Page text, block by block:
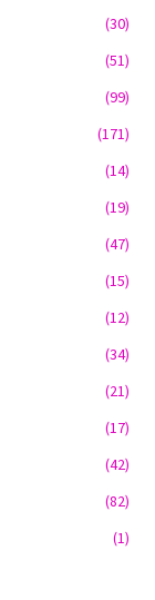
(30)
(51)
(99)
(171)
(14)
(19)
(47)
(15)
(12)
(34)
(21)
(17)
(42)
(82)
(1)